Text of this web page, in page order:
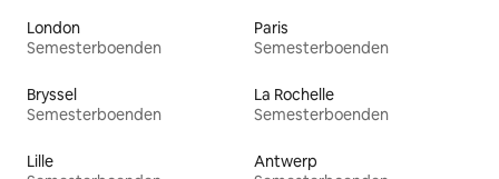
London
Semesterboenden
Paris
Semesterboenden
Bryssel
Semesterboenden
La Rochelle
Semesterboenden
Lille
Antwerp